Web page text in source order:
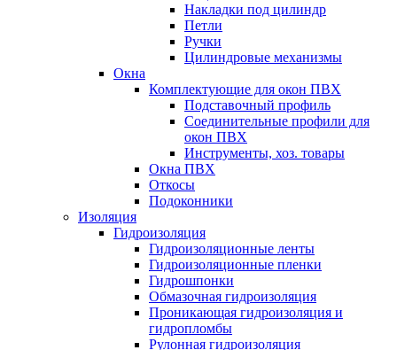
Накладки под цилиндр
Петли
Ручки
Цилиндровые механизмы
Окна
Комплектующие для окон ПВХ
Подставочный профиль
Соединительные профили для
окон ПВХ
Инструменты, хоз. товары
Окна ПВХ
Откосы
Подоконники
Изоляция
Гидроизоляция
Гидроизоляционные ленты
Гидроизоляционные пленки
Гидрошпонки
Обмазочная гидроизоляция
Проникающая гидроизоляция и
гидропломбы
Рулонная гидроизоляция